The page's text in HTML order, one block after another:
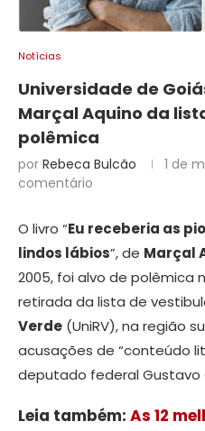
Notícias
Universidade de
Marçal Aquino da
polêmica
por Rebeca Bulcão 1 de
comentário
O livro “Eu receberia as
lindos lábios”, de Marçal
2005, foi alvo de polêmica
retirada da lista de
Verde (UniRV), na região
acusações de “conteúdo
deputado federal Gustavo
Leia também: As 12